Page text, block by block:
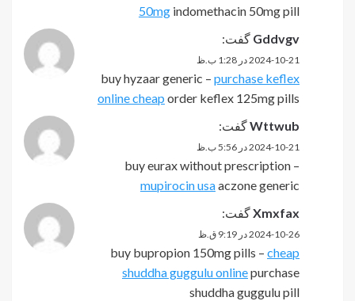
50mg indomethacin 50mg pill
Gddvgv گفت:
2024-10-21 در 1:28 ب.ظ
buy hyzaar generic – purchase keflex
online cheap order keflex 125mg pills
Wttwubگفت:
2024-10-21 در 5:56 ب.ظ
buy eurax without prescription –
mupirocin usaaczone generic
Xmxfaxگفت:
2024-10-26 در 9:19 ق.ظ
buy bupropion 150mg pills – cheap
shuddha guggulu onlinepurchase
shuddha guggulu pill